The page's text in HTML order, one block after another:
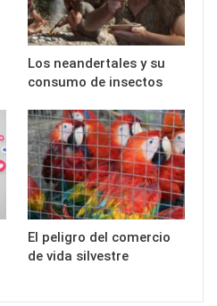
Los neandertales y su
consumo de insectos
El peligro del comercio
de vida silvestre